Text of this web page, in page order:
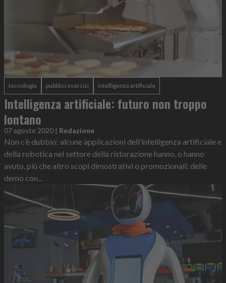
tecnologia pubblici esercizi intelligenza artificiale
Intelligenza artificiale: futuro non troppo
lontano
07 agosto 2020 | Redazione
Non c’è dubbio: alcune applicazioni dell’intelligenza artificiale e
della robotica nel settore della ristorazione hanno, o hanno
avuto, più che altro scopi dimostrativi o promozionali: delle
demo con...